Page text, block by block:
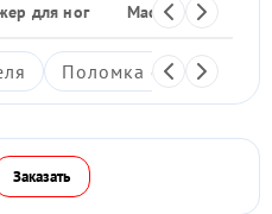
для ног Массажные
Поломка системы
Заказать